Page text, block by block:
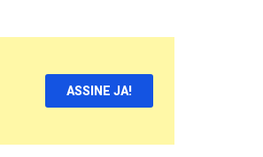
ASSINE JA!